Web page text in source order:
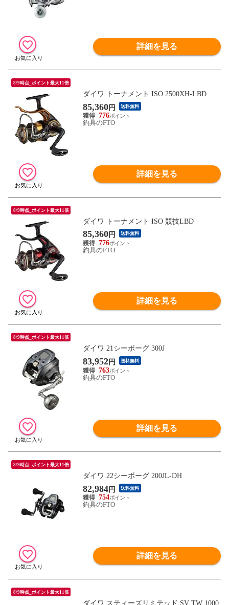
詳細を見る
8/9時点_ポイント最大11倍
ダイワ トーナメント ISO 2500XH-LBD
85,360円 送料無料
776
釣具のFTO
詳細を見る
8/9時点_ポイント最大11倍
ダイワ トーナメント ISO 競技LBD
85,360円 送料無料
776
釣具のFTO
詳細を見る
8/9時点_ポイント最大11倍
ダイワ 21シーボーグ 300J
83,952円 送料無料
763
釣具のFTO
詳細を見る
8/9時点_ポイント最大11倍
ダイワ 22シーボーグ 200JL-DH
82,984円 送料無料
754
釣具のFTO
詳細を見る
8/9時点_ポイント最大11倍
ダイワ スティーズリミテッド SV TW 1000